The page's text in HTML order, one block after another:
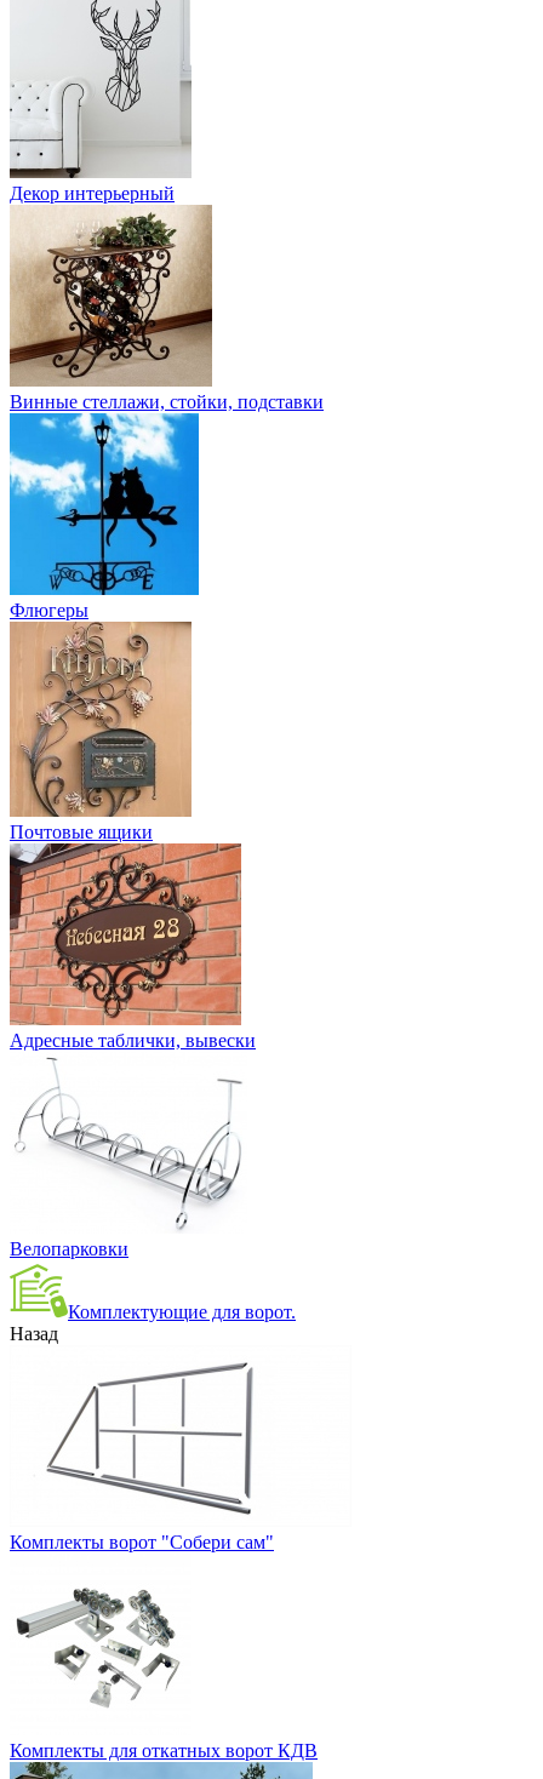
Декор интерьерный
Винные стеллажи, стойки, подставки
Флюгеры
Почтовые ящики
Адресные таблички, вывески
Велопарковки
Комплектующие для ворот.
Назад
Комплекты ворот "Собери сам"
Комплекты для откатных ворот КДВ